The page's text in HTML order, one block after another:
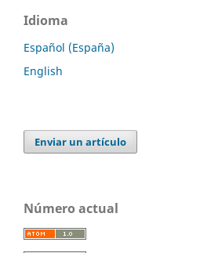
Idioma
Español (España)
English
Enviar un artículo
Número actual